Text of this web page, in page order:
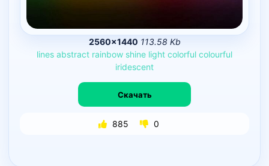
2560×1440 113.58 Kb
lines abstract rainbow shine light colorful colourful
iridescent
Скачать
885 0